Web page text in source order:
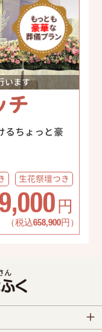
います
チ
るちょっと豪
生花祭壇つき
円
（税込658,900円）